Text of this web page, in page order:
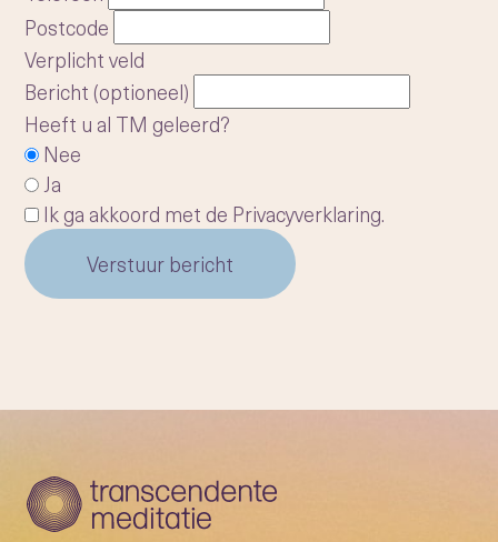
Postcode
Verplicht veld
Bericht (optioneel)
Heeft u al TM geleerd?
Nee
Ja
Ik ga akkoord met de Privacyverklaring.
Verstuur bericht